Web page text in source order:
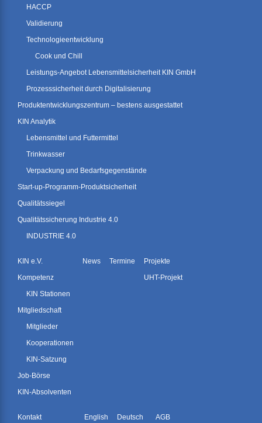
HACCP
Validierung
Technologieentwicklung
Cook und Chill
Leistungs-Angebot Lebensmittelsicherheit KIN GmbH
Prozesssicherheit durch Digitalisierung
Produktentwicklungszentrum – bestens ausgestattet
KIN Analytik
Lebensmittel und Futtermittel
Trinkwasser
Verpackung und Bedarfsgegenstände
Start-up-Programm-Produktsicherheit
Qualitätssiegel
Qualitätssicherung Industrie 4.0
INDUSTRIE 4.0
KIN e.V.
Kompetenz
KIN Stationen
Mitgliedschaft
Mitglieder
Kooperationen
KIN-Satzung
Job-Börse
KIN-Absolventen
News Termine
Projekte
UHT-Projekt
Kontakt English Deutsch AGB